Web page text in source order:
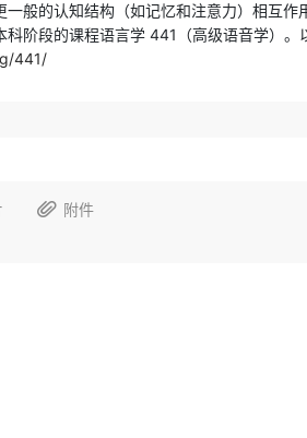
一般的认知结构（如记忆和注意力）相互作
科阶段的课程语言学 441（高级语音学）
441/
附件
统/气流气压仪 MS110